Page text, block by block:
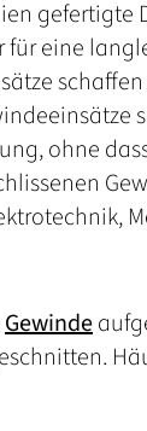
gefertigte
für eine
ohne
Gewinde